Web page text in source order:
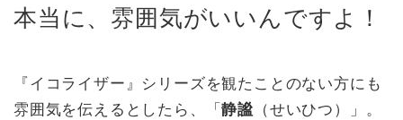
本当に、雰囲気がいいんですよ！
『イコライザー』シリーズを観たことのない方にも
雰囲気を伝えるとしたら、「静謐 （せいひつ）」。